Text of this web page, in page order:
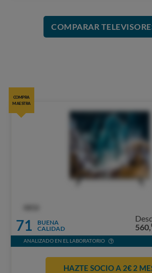
COMPARAR
COMPRA
MAESTRA
71
BUENA
CALIDAD
560,
ANALIZADO EN EL LABORATORIO
HAZTE SOCIO A 2€ 2